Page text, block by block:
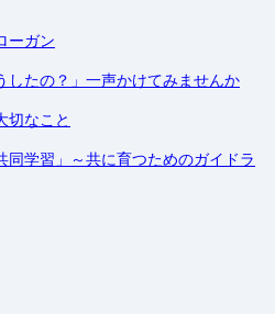
ーガン
したの？」一声かけてみませんか
切なこと
学習」～共に育つためのガイドラ